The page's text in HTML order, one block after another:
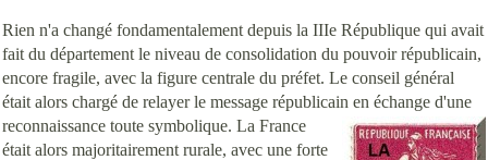
Rien n'a changé fondamentalement depuis la IIIe République qui avait
fait du département le niveau de consolidation du pouvoir républicain,
encore fragile, avec la figure centrale du préfet. Le conseil général
était alors chargé de relayer le message républicain en échange d'une
reconnaissance toute symbolique. La France
était alors majoritairement rurale, avec une forte